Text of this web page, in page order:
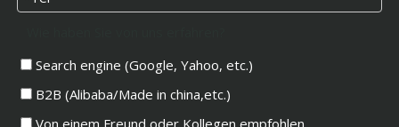
Search engine (Google, Yahoo, etc.)
B2B (Alibaba/Made in china,etc.)
Von einem Freund oder Kollegen empfohlen